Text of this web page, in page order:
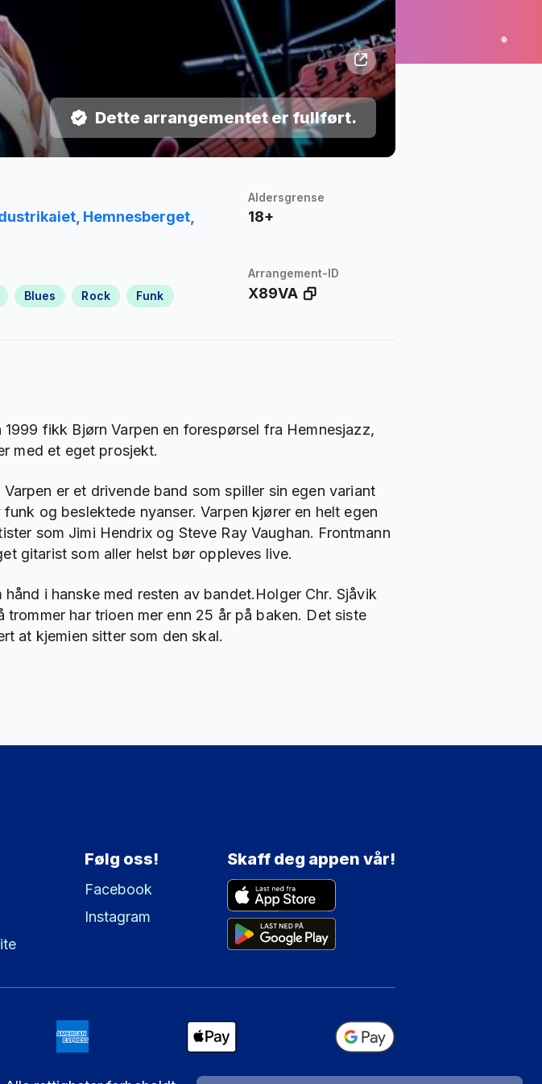
Dette arrangementet er fullført.
Hemnesberget,
Aldersgrense
18+
Arrangement-ID
X89VA
Blues Rock Funk
fikk Bjørn Varpen en forespørsel fra Hemnesjazz,
med et eget prosjekt.
er et drivende band som spiller sin egen variant
og beslektede nyanser. Varpen kjører en helt egen
som Jimi Hendrix og Steve Ray Vaughan. Frontmann
gitarist som aller helst bør oppleves live.
i hanske med resten av bandet.Holger Chr. Sjåvik
har trioen mer enn 25 år på baken. Det siste
at kjemien sitter som den skal.
Følg oss!
Facebook
Instagram
Skaff deg appen vår!